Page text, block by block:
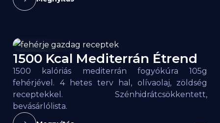
1500 kcal
1500 Kcal Mediterrán Étrend
1500 kalóriás mediterrán fogyókúra 105g
fehérjével. 4 hetes terv hal, olívaolaj, zöldség
receptekkel. Szénhidrátcsökkentett,
bevásárlólista.